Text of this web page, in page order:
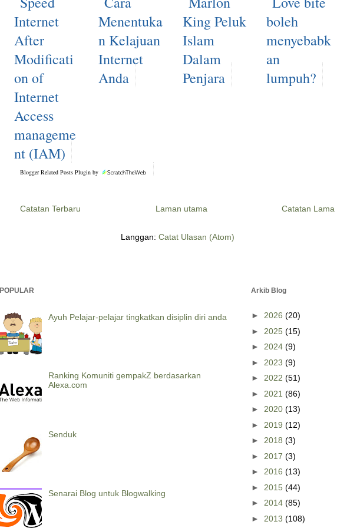
Internet
After
Modificati
on of
Internet
Access
manageme
nt (IAM)
Menentuka
n Kelajuan
Internet
Anda
King Peluk
Islam
Dalam
Penjara
boleh
menyebabk
an
lumpuh?
Blogger Related Posts Plugin by
Catatan Terbaru Catatan Lama
Laman utama
Langgan: Catat Ulasan (Atom)
POPULAR
Ayuh Pelajar-pelajar tingkatkan disiplin diri anda
Ranking Komuniti gempakZ berdasarkan
Alexa.com
Senduk
Senarai Blog untuk Blogwalking
Arkib Blog
► 2026 (20)
► 2025 (15)
► 2024 (9)
► 2023 (9)
► 2022 (51)
► 2021 (86)
► 2020 (13)
► 2019 (12)
► 2018 (3)
► 2017 (3)
► 2016 (13)
► 2015 (44)
► 2014 (85)
► 2013 (108)